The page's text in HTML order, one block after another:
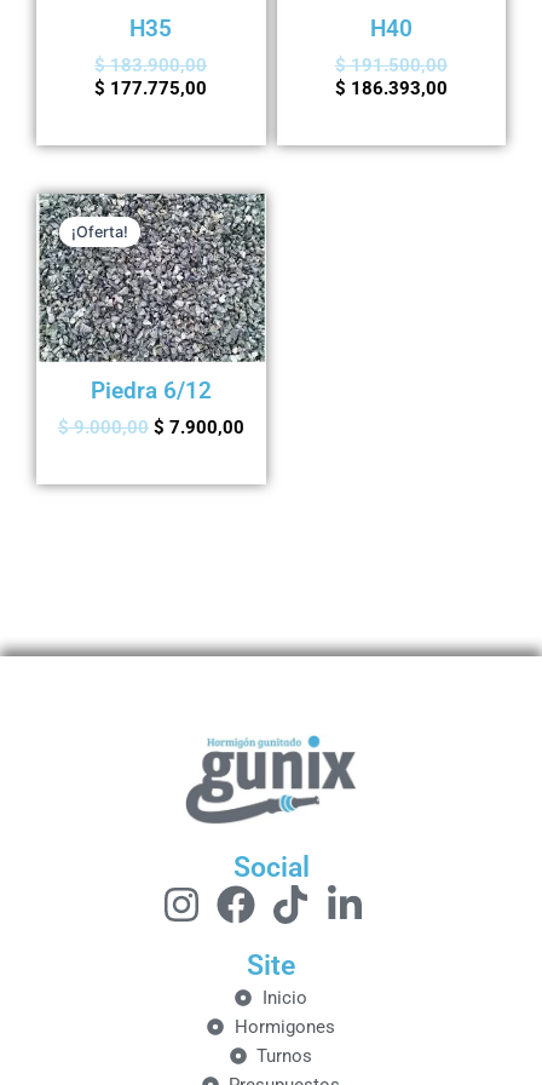
H35
$183.900,00
$ 177.775,00
H40
$191.500,00
$ 186.393,00
¡Oferta!
Piedra 6/12
$9.000,00
Original
price
was:
$ 9.000,00.
$ 7.900,00
Current
price
is:
$ 7.900,00.
Social
Site
Inicio
Hormigones
Turnos